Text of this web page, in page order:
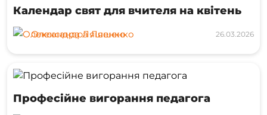
Календар свят для вчителя на квітень
Олександра Ляшенко 26.03.2026
Професійне вигорання педагога